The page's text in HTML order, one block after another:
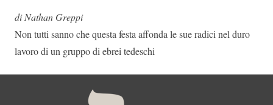
di Nathan Greppi
Non tutti sanno che questa festa affonda le sue radici nel duro
lavoro di un gruppo di ebrei tedeschi